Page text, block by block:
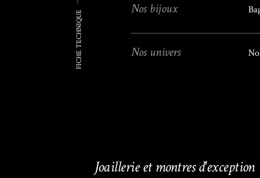
FICHE TECHNIQUE
Nos bijoux
Nos univers
Joaillerie et montres d'exception